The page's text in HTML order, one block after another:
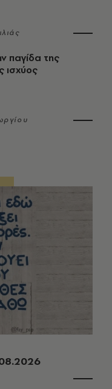
παγίδα της
ισχύος